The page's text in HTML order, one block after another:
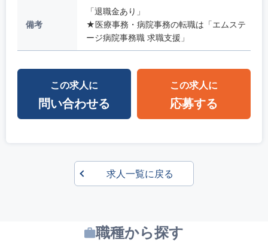
備考
「退職金あり」
★医療事務・病院事務の転職は「エムステ
ージ病院事務職 求職支援」
この求人に
問い合わせる
この求人に
応募する
求人一覧に戻る
職種から探す